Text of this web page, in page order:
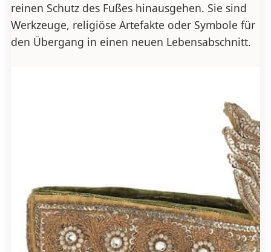
reinen Schutz des Fußes hinausgehen. Sie sind
Werkzeuge, religiöse Artefakte oder Symbole für
den Übergang in einen neuen Lebensabschnitt.